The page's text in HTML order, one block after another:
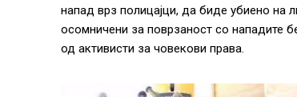
напад врз полицајци, да биде убиено на
осомничени за поврзаност со нападите
од активисти за човекови права.